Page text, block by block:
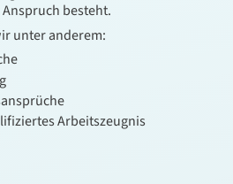
besteht.
unter anderem:
Arbeitszeugnis